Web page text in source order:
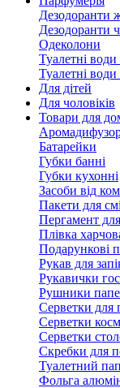
Дезодоранти
Дезодоранти
Одеколони
Туалетні води
Туалетні води
Для дітей
Для чоловіків
Товари для
Батарейки
Губки банні
Губки кухонні
Засоби від
Пакети для
Пергамент
Плівка
Подарункові
Рукав для
Рукавички
Рушники
Серветки для
Серветки
Серветки
Скребки для
Туалетний
Фольга